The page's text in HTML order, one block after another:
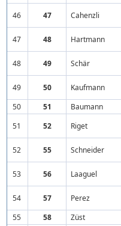
46 47 Cahenzli
47 48 Hartmann
48 49 Schär
49 50 Kaufmann
50
51 Baumann
51
52 Riget
52 55 Schneider
53 56 Laaguel
54 57 Perez
55
58 Züst